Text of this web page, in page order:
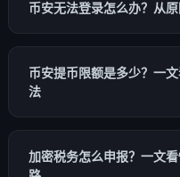
币安无法登录怎么办？从
币安提币限额是多少？一
法
加密税务怎么申报？一文